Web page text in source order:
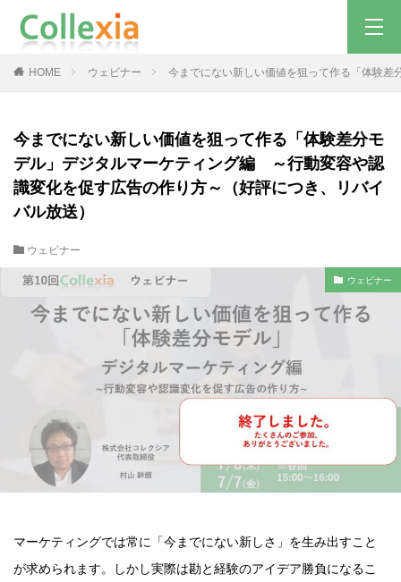
HOME ウェビナー 今までにない新しい価値を狙って作る「体験
今までにない新しい価値を狙って作る「体験差分モ
デル」デジタルマーケティング編 ～行動変容や認
識変化を促す広告の作り方～（好評につき、リバイ
バル放送）
ウェビナー
ウェビナー
マーケティングでは常に「今までにない新しさ」を生み出すこと
が求められます。しかし実際は勘と経験のアイデア勝負になるこ